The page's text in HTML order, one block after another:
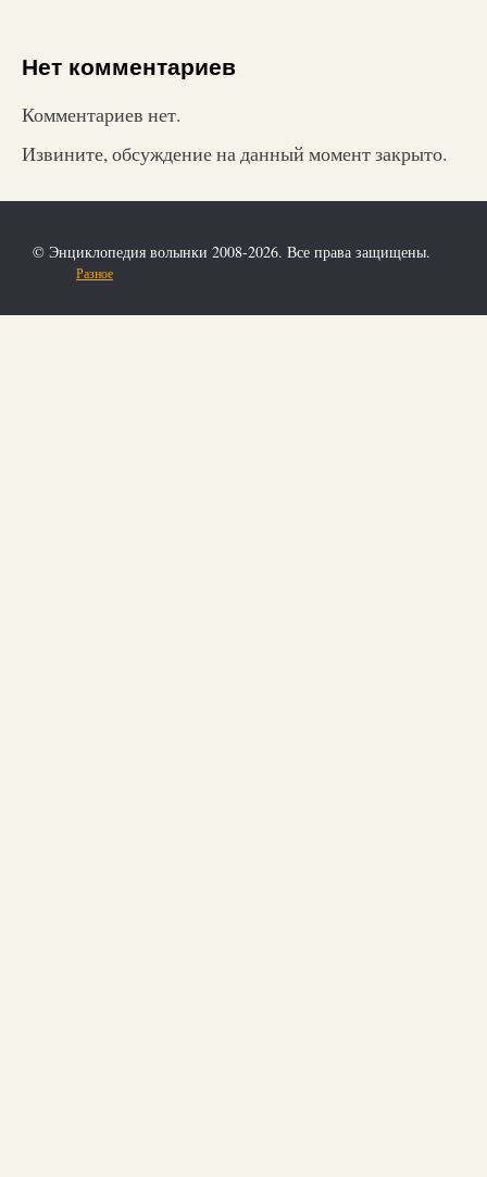
Нет комментариев
Комментариев нет.
Извините, обсуждение на данный момент закрыто.
© Энциклопедия волынки 2008-2026. Все права защищены.
Разное